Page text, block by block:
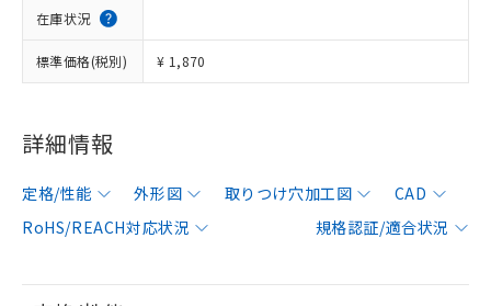
在庫状況
標準価格(税別) ¥ 1,870
詳細情報
定格/性能 外形図 取りつけ穴加工図
CAD
RoHS/REACH対応状況
規格認証/適合状況